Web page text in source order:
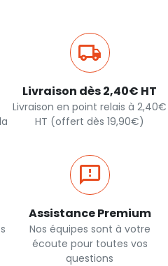
Livraison dès 2,40€ HT
Livraison en point relais à 2,40€
HT (offert dès 19,90€)
Assistance Premium
Nos équipes sont à votre
écoute pour toutes vos
questions